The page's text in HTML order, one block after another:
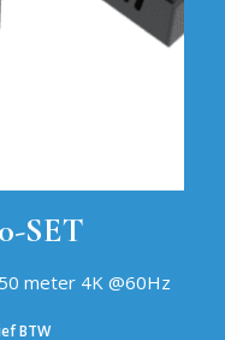
SET
meter 4K @60Hz
BTW